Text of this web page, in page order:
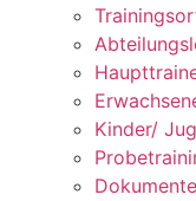
Kinder/
Dokumente